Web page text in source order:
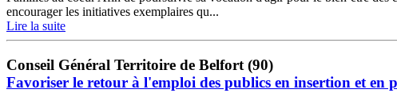
encourager les initiatives exemplaires qu...
Lire la suite
Conseil Général Territoire de Belfort (90)
Favoriser le retour à l'emploi des publics en insertion et en